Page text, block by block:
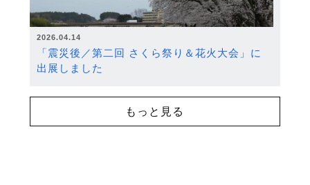
2026.04.14
「震災後／第二回 さくら祭り＆花火大会」に
出展しました
もっと見る